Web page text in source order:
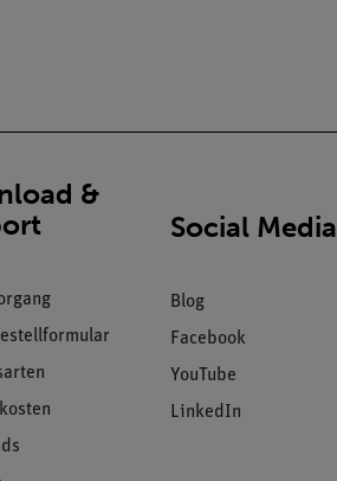
&
Social Media
Blog
Facebook
YouTube
LinkedIn